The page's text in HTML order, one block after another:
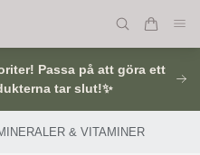
Passa på att göra ett
tar slut!✨
& VITAMINER